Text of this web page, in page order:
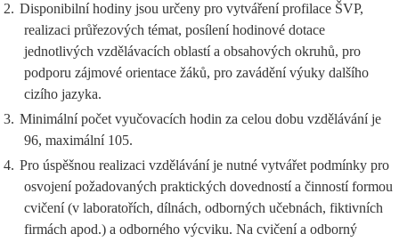
2. Disponibilní hodiny jsou určeny pro vytváření profilace ŠVP,
realizaci průřezových témat, posílení hodinové dotace
jednotlivých vzdělávacích oblastí a obsahových okruhů, pro
podporu zájmové orientace žáků, pro zavádění výuky dalšího
cizího jazyka.
3. Minimální počet vyučovacích hodin za celou dobu vzdělávání je
96, maximální 105.
4. Pro úspěšnou realizaci vzdělávání je nutné vytvářet podmínky pro
osvojení požadovaných praktických dovedností a činností formou
cvičení (v laboratořích, dílnách, odborných učebnách, fiktivních
firmách apod.) a odborného výcviku. Na cvičení a odborný